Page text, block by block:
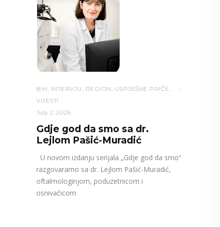
BIH , INTERVJU , REGION , USPJEŠNE PRIČE ,
VIJESTI
July 2, 2026
Gdje god da smo sa dr.
Lejlom Pašić-Muradić
U novom izdanju serijala „Gdje god da smo“
razgovaramo sa dr. Lejlom Pašić-Muradić,
oftalmologinjom, poduzetnicom i
osnivačicom